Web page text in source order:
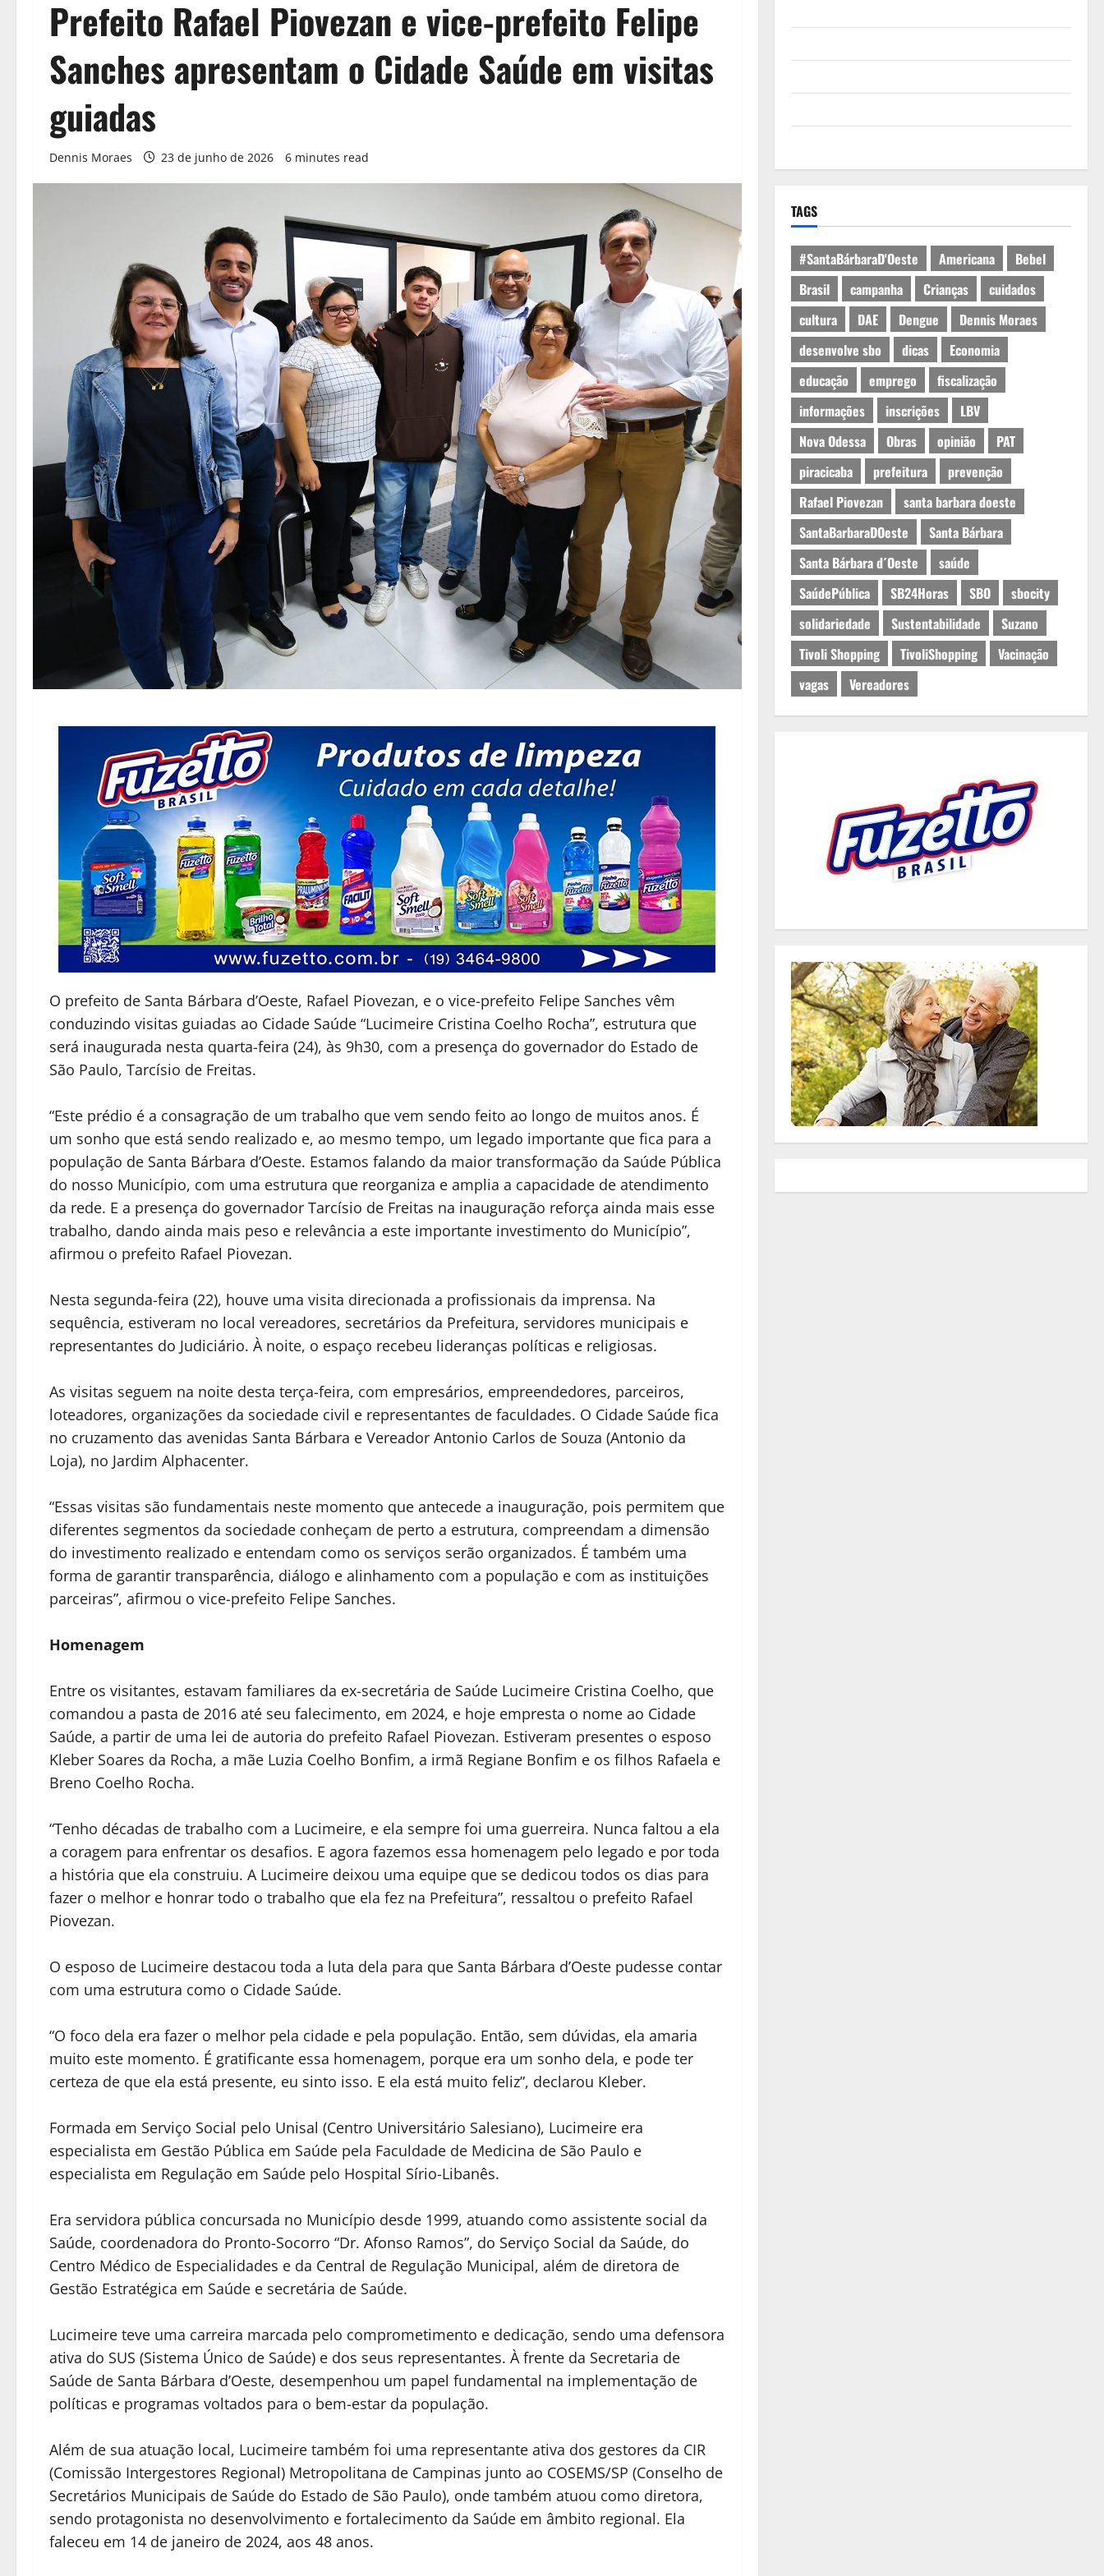
Prefeito Rafael Piovezan e vice-prefeito Felipe
Sanches apresentam o Cidade Saúde em visitas
guiadas
Dennis Moraes 23 de junho de 2026 6 minutes read
O prefeito de Santa Bárbara d’Oeste, Rafael Piovezan, e o vice-prefeito Felipe Sanches vêm
conduzindo visitas guiadas ao Cidade Saúde “Lucimeire Cristina Coelho Rocha”, estrutura que
será inaugurada nesta quarta-feira (24), às 9h30, com a presença do governador do Estado de
São Paulo, Tarcísio de Freitas.
“Este prédio é a consagração de um trabalho que vem sendo feito ao longo de muitos anos. É
um sonho que está sendo realizado e, ao mesmo tempo, um legado importante que fica para a
população de Santa Bárbara d’Oeste. Estamos falando da maior transformação da Saúde Pública
do nosso Município, com uma estrutura que reorganiza e amplia a capacidade de atendimento
da rede. E a presença do governador Tarcísio de Freitas na inauguração reforça ainda mais esse
trabalho, dando ainda mais peso e relevância a este importante investimento do Município”,
afirmou o prefeito Rafael Piovezan.
Nesta segunda-feira (22), houve uma visita direcionada a profissionais da imprensa. Na
sequência, estiveram no local vereadores, secretários da Prefeitura, servidores municipais e
representantes do Judiciário. À noite, o espaço recebeu lideranças políticas e religiosas.
As visitas seguem na noite desta terça-feira, com empresários, empreendedores, parceiros,
loteadores, organizações da sociedade civil e representantes de faculdades. O Cidade Saúde fica
no cruzamento das avenidas Santa Bárbara e Vereador Antonio Carlos de Souza (Antonio da
Loja), no Jardim Alphacenter.
“Essas visitas são fundamentais neste momento que antecede a inauguração, pois permitem que
diferentes segmentos da sociedade conheçam de perto a estrutura, compreendam a dimensão
do investimento realizado e entendam como os serviços serão organizados. É também uma
forma de garantir transparência, diálogo e alinhamento com a população e com as instituições
parceiras”, afirmou o vice-prefeito Felipe Sanches.
Homenagem
Entre os visitantes, estavam familiares da ex-secretária de Saúde Lucimeire Cristina Coelho, que
comandou a pasta de 2016 até seu falecimento, em 2024, e hoje empresta o nome ao Cidade
Saúde, a partir de uma lei de autoria do prefeito Rafael Piovezan. Estiveram presentes o esposo
Kleber Soares da Rocha, a mãe Luzia Coelho Bonfim, a irmã Regiane Bonfim e os filhos Rafaela e
Breno Coelho Rocha.
“Tenho décadas de trabalho com a Lucimeire, e ela sempre foi uma guerreira. Nunca faltou a ela
a coragem para enfrentar os desafios. E agora fazemos essa homenagem pelo legado e por toda
a história que ela construiu. A Lucimeire deixou uma equipe que se dedicou todos os dias para
fazer o melhor e honrar todo o trabalho que ela fez na Prefeitura”, ressaltou o prefeito Rafael
Piovezan.
O esposo de Lucimeire destacou toda a luta dela para que Santa Bárbara d’Oeste pudesse contar
com uma estrutura como o Cidade Saúde.
“O foco dela era fazer o melhor pela cidade e pela população. Então, sem dúvidas, ela amaria
muito este momento. É gratificante essa homenagem, porque era um sonho dela, e pode ter
certeza de que ela está presente, eu sinto isso. E ela está muito feliz”, declarou Kleber.
Formada em Serviço Social pelo Unisal (Centro Universitário Salesiano), Lucimeire era
especialista em Gestão Pública em Saúde pela Faculdade de Medicina de São Paulo e
especialista em Regulação em Saúde pelo Hospital Sírio-Libanês.
Era servidora pública concursada no Município desde 1999, atuando como assistente social da
Saúde, coordenadora do Pronto-Socorro “Dr. Afonso Ramos”, do Serviço Social da Saúde, do
Centro Médico de Especialidades e da Central de Regulação Municipal, além de diretora de
Gestão Estratégica em Saúde e secretária de Saúde.
Lucimeire teve uma carreira marcada pelo comprometimento e dedicação, sendo uma defensora
ativa do SUS (Sistema Único de Saúde) e dos seus representantes. À frente da Secretaria de
Saúde de Santa Bárbara d’Oeste, desempenhou um papel fundamental na implementação de
políticas e programas voltados para o bem-estar da população.
Além de sua atuação local, Lucimeire também foi uma representante ativa dos gestores da CIR
(Comissão Intergestores Regional) Metropolitana de Campinas junto ao COSEMS/SP (Conselho de
Secretários Municipais de Saúde do Estado de São Paulo), onde também atuou como diretora,
sendo protagonista no desenvolvimento e fortalecimento da Saúde em âmbito regional. Ela
faleceu em 14 de janeiro de 2024, aos 48 anos.
TAGS
#SantaBárbaraD'Oeste Americana
Bebel
Brasil
campanha Crianças
cuidados
cultura
DAE Dengue
Dennis Moraes
desenvolve sbo
dicas
Economia
educação
emprego
fiscalização
informações
inscrições
LBV
Nova Odessa
Obras opinião
PAT
piracicaba
prefeitura
prevenção
Rafael Piovezan
santa barbara doeste
SantaBarbaraDOeste
Santa Bárbara
Santa Bárbara d´Oeste
saúde
SaúdePública
SB24Horas SBO
sbocity
solidariedade
Sustentabilidade
Suzano
Tivoli Shopping
TivoliShopping
Vacinação
vagas
Vereadores